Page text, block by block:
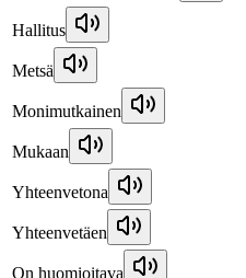
Hallitus
Metsä
Monimutkainen
Mukaan
Yhteenvetona
Yhteenvetäen
On huomioitava